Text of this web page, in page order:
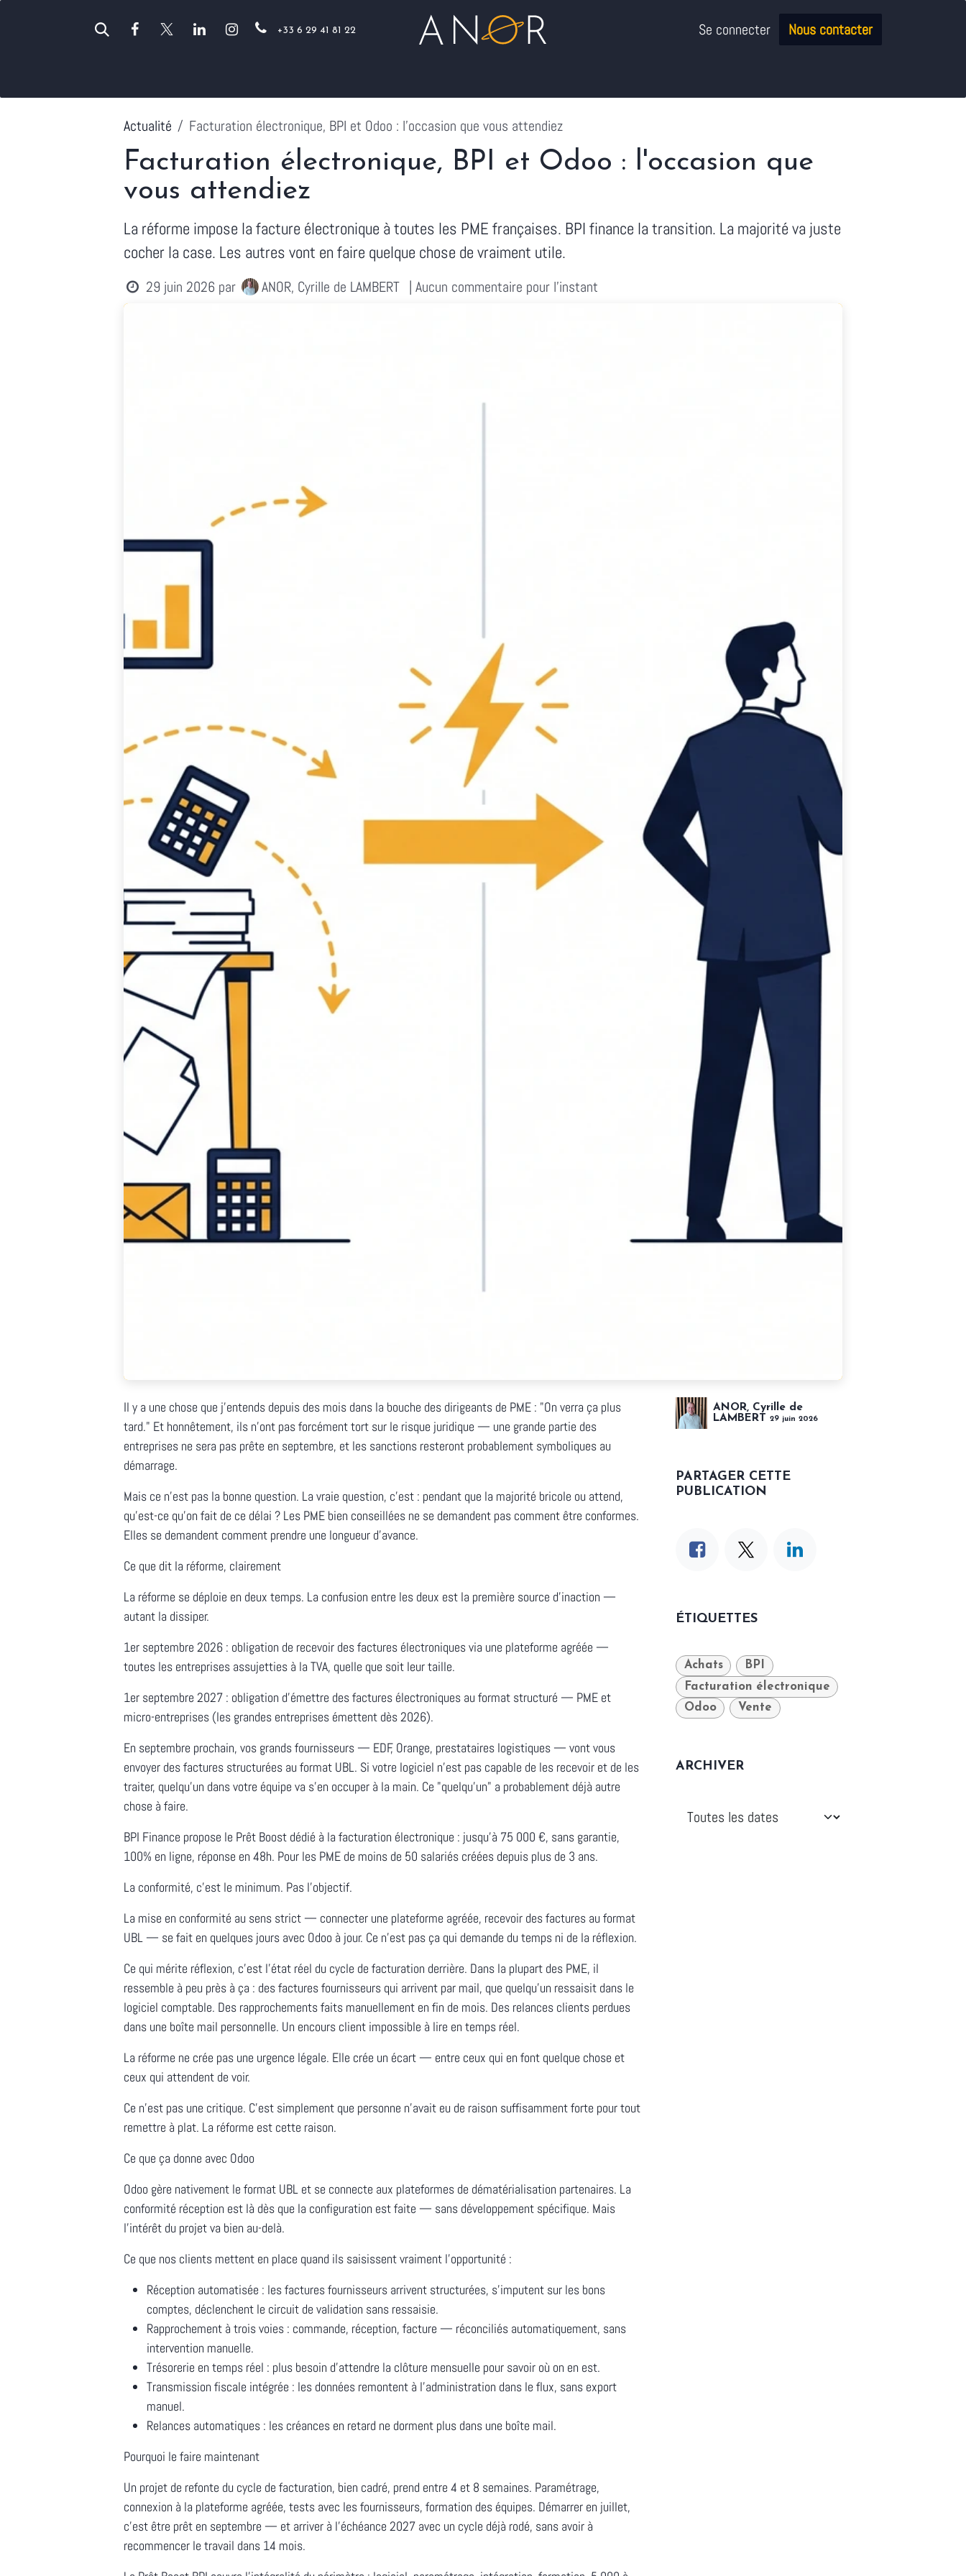
+33 6 29 41 81 22 Se connecter Nous contacter
Actualité Facturation électronique, BPI et Odoo : l'occasion que vous attendiez
Facturation électronique, BPI et Odoo : l'occasion que
vous attendiez
La réforme impose la facture électronique à toutes les PME françaises. BPI finance la transition. La majorité va juste
cocher la case. Les autres vont en faire quelque chose de vraiment utile.
29 juin 2026 par ANOR, Cyrille de LAMBERT | Aucun commentaire pour l'instant
Il y a une chose que j'entends depuis des mois dans la bouche des dirigeants de PME : "On verra ça plus
tard." Et honnêtement, ils n'ont pas forcément tort sur le risque juridique — une grande partie des
entreprises ne sera pas prête en septembre, et les sanctions resteront probablement symboliques au
démarrage.
Mais ce n'est pas la bonne question. La vraie question, c'est : pendant que la majorité bricole ou attend,
qu'est-ce qu'on fait de ce délai ? Les PME bien conseillées ne se demandent pas comment être conformes.
Elles se demandent comment prendre une longueur d'avance.
Ce que dit la réforme, clairement
La réforme se déploie en deux temps. La confusion entre les deux est la première source d'inaction —
autant la dissiper.
1er septembre 2026 : obligation de recevoir des factures électroniques via une plateforme agréée —
toutes les entreprises assujetties à la TVA, quelle que soit leur taille.
1er septembre 2027 : obligation d'émettre des factures électroniques au format structuré — PME et
micro-entreprises (les grandes entreprises émettent dès 2026).
En septembre prochain, vos grands fournisseurs — EDF, Orange, prestataires logistiques — vont vous
envoyer des factures structurées au format UBL. Si votre logiciel n'est pas capable de les recevoir et de les
traiter, quelqu'un dans votre équipe va s'en occuper à la main. Ce "quelqu'un" a probablement déjà autre
chose à faire.
BPI Finance propose le Prêt Boost dédié à la facturation électronique : jusqu'à 75 000 €, sans garantie,
100% en ligne, réponse en 48h. Pour les PME de moins de 50 salariés créées depuis plus de 3 ans.
La conformité, c'est le minimum. Pas l'objectif.
La mise en conformité au sens strict — connecter une plateforme agréée, recevoir des factures au format
UBL — se fait en quelques jours avec Odoo à jour. Ce n'est pas ça qui demande du temps ni de la réflexion.
Ce qui mérite réflexion, c'est l'état réel du cycle de facturation derrière. Dans la plupart des PME, il
ressemble à peu près à ça : des factures fournisseurs qui arrivent par mail, que quelqu'un ressaisit dans le
logiciel comptable. Des rapprochements faits manuellement en fin de mois. Des relances clients perdues
dans une boîte mail personnelle. Un encours client impossible à lire en temps réel.
La réforme ne crée pas une urgence légale. Elle crée un écart — entre ceux qui en font quelque chose et
ceux qui attendent de voir.
Ce n'est pas une critique. C'est simplement que personne n'avait eu de raison suffisamment forte pour tout
remettre à plat. La réforme est cette raison.
Ce que ça donne avec Odoo
Odoo gère nativement le format UBL et se connecte aux plateformes de dématérialisation partenaires. La
conformité réception est là dès que la configuration est faite — sans développement spécifique. Mais
l'intérêt du projet va bien au-delà.
Ce que nos clients mettent en place quand ils saisissent vraiment l'opportunité :
Réception automatisée : les factures fournisseurs arrivent structurées, s'imputent sur les bons
comptes, déclenchent le circuit de validation sans ressaisie.
Rapprochement à trois voies : commande, réception, facture — réconciliés automatiquement, sans
intervention manuelle.
Trésorerie en temps réel : plus besoin d'attendre la clôture mensuelle pour savoir où on en est.
Transmission fiscale intégrée : les données remontent à l'administration dans le flux, sans export
manuel.
Relances automatiques : les créances en retard ne dorment plus dans une boîte mail.
Pourquoi le faire maintenant
Un projet de refonte du cycle de facturation, bien cadré, prend entre 4 et 8 semaines. Paramétrage,
connexion à la plateforme agréée, tests avec les fournisseurs, formation des équipes. Démarrer en juillet,
c'est être prêt en septembre — et arriver à l'échéance 2027 avec un cycle déjà rodé, sans avoir à
recommencer le travail dans 14 mois.
ANOR, Cyrille de
LAMBERT 29 juin 2026
PARTAGER CETTE
PUBLICATION
ÉTIQUETTES
Achats
BPI
Facturation électronique
Odoo
Vente
ARCHIVER